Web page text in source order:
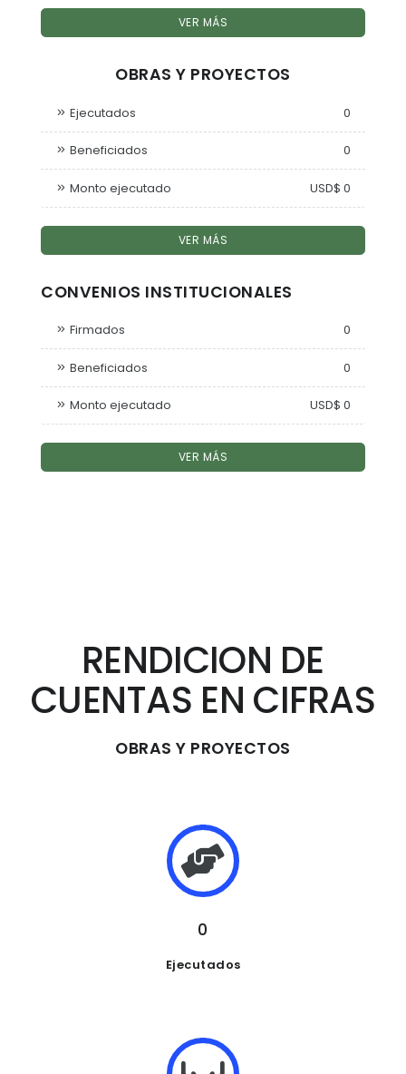
VER MÁS
OBRAS Y PROYECTOS
Ejecutados 0
Beneficiados 0
Monto ejecutado USD$ 0
VER MÁS
CONVENIOS INSTITUCIONALES
Firmados 0
Beneficiados 0
Monto ejecutado USD$ 0
VER MÁS
RENDICION DE
CUENTAS EN CIFRAS
OBRAS Y PROYECTOS
0
Ejecutados